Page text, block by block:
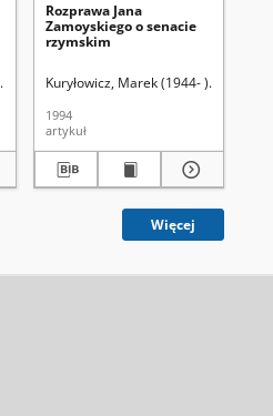
Kuryłowicz, Marek (1944-) Witkowski,
Rozprawa Jana
Zamoyskiego o senacie
rzymskim
Kuryłowicz, Marek (1944- )
1994
artykuł
Więcej